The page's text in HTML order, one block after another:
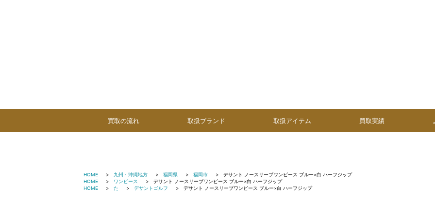
買取の流れ 取扱ブランド 取扱アイテム 買取実績
HOME 九州・沖縄地方 福岡県 福岡市
デサント ノースリーブワンピース ブルー×白 ハーフジップ
HOME
ワンピース
デサント ノースリーブワンピース ブルー×白 ハーフジップ
HOME
た デサントゴルフ デサント ノースリーブワンピース ブルー×白 ハーフジップ